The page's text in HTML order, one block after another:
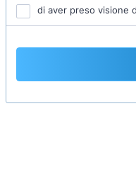
di aver preso visione